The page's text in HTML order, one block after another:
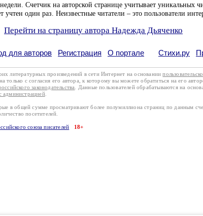
Счетчик на авторской странице учитывает уникальных
учтен один раз. Неизвестные читатели – это пользователи
Перейти на страницу автора Надежда Дьяченко
для авторов Регистрация О портале Стихи.ру
литературных произведений в сети Интернет на основании
только с согласия его автора, к которому вы можете обратиться на его
законодательства . Данные пользователей обрабатываются на
администрацией.
в общей сумме просматривают более полумиллиона страниц по данным
посетителей.
союза писателей 18+